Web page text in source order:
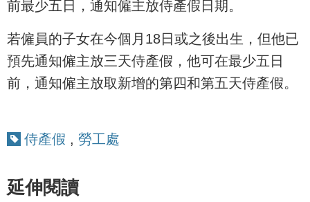
前最少五日，通知僱主放侍產假日期。
若僱員的子女在今個月18日或之後出生，但他已
預先通知僱主放三天侍產假，他可在最少五日
前，通知僱主放取新增的第四和第五天侍產假。
侍產假 , 勞工處
延伸閱讀